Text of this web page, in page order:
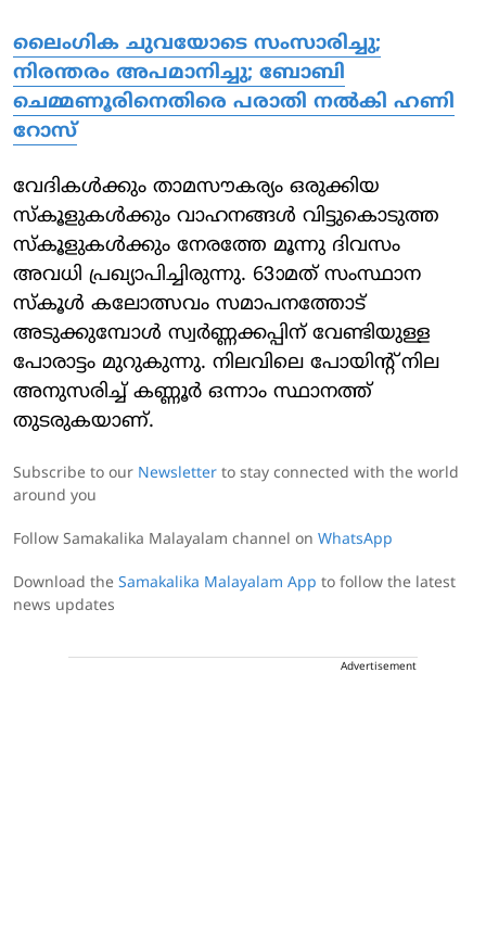
ലൈംഗിക ചുവയോടെ സംസാരിച്ചു;
നിരന്തരം അപമാനിച്ചു; ബോബി
ചെമ്മണൂരിനെതിരെ പരാതി നല്‍കി ഹണി
റോസ്
വേദികള്‍ക്കും താമസൗകര്യം ഒരുക്കിയ
സ്‌കൂളുകള്‍ക്കും വാഹനങ്ങള്‍ വിട്ടുകൊടുത്ത
സ്‌കൂളുകള്‍ക്കും നേരത്തേ മൂന്നു ദിവസം
അവധി പ്രഖ്യാപിച്ചിരുന്നു. 63ാമത് സംസ്ഥാന
സ്‌കൂള്‍ കലോത്സവം സമാപനത്തോട്
അടുക്കുമ്പോള്‍ സ്വര്‍ണ്ണക്കപ്പിന് വേണ്ടിയുള്ള
പോരാട്ടം മുറുകുന്നു. നിലവിലെ പോയിന്റ് നില
അനുസരിച്ച് കണ്ണൂര്‍ ഒന്നാം സ്ഥാനത്ത്
തുടരുകയാണ്.
Subscribe to our Newsletter to stay connected with the world
around you
Follow Samakalika Malayalam channel on WhatsApp
Download the Samakalika Malayalam App to follow the latest
news updates
Advertisement